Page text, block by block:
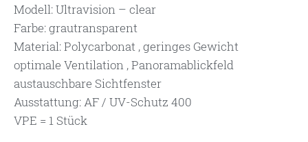
Modell: Ultravision – clear
Farbe: grautransparent
Material: Polycarbonat , geringes Gewicht
optimale Ventilation , Panoramablickfeld
austauschbare Sichtfenster
Ausstattung: AF / UV-Schutz 400
VPE = 1 Stück